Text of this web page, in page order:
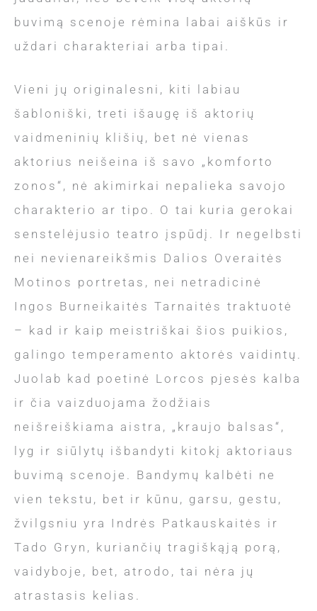
buvimą scenoje rėmina labai aiškūs ir
uždari charakteriai arba tipai.
Vieni jų originalesni, kiti labiau
šabloniški, treti išaugę iš aktorių
vaidmeninių klišių, bet nė vienas
aktorius neišeina iš savo „komforto
zonos“, nė akimirkai nepalieka savojo
charakterio ar tipo. O tai kuria gerokai
senstelėjusio teatro įspūdį. Ir negelbsti
nei nevienareikšmis Dalios Overaitės
Motinos portretas, nei netradicinė
Ingos Burneikaitės Tarnaitės traktuotė
– kad ir kaip meistriškai šios puikios,
galingo temperamento aktorės vaidintų.
Juolab kad poetinė Lorcos pjesės kalba
ir čia vaizduojama žodžiais
neišreiškiama aistra, „kraujo balsas“,
lyg ir siūlytų išbandyti kitokį aktoriaus
buvimą scenoje. Bandymų kalbėti ne
vien tekstu, bet ir kūnu, garsu, gestu,
žvilgsniu yra Indrės Patkauskaitės ir
Tado Gryn, kuriančių tragiškąją porą,
vaidyboje, bet, atrodo, tai nėra jų
atrastasis kelias.